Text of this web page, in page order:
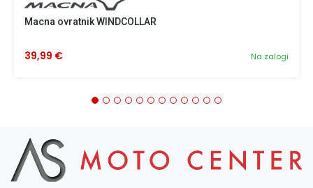
Macna ovratnik WINDCOLLAR
Na zalogi
39,99 €